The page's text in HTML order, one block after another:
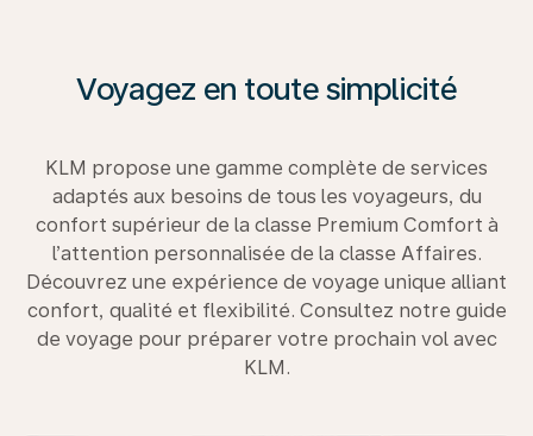
Voyagez en toute simplicité
KLM propose une gamme complète de services
adaptés aux besoins de tous les voyageurs, du
confort supérieur de la classe Premium Comfort à
l’attention personnalisée de la classe Affaires.
Découvrez une expérience de voyage unique alliant
confort, qualité et flexibilité. Consultez notre guide
de voyage pour préparer votre prochain vol avec
KLM.